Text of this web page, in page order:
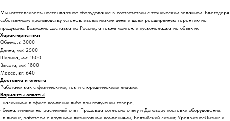
Мы изготавливаем нестандартное оборудование в соответствии с техническим заданием. Благодаря
собственному производству устанавливаем низкие цены и даем расширенную гарантию на
продукцию. Возможна доставка по России, а также монтаж и пусконаладка на объекте.
Характеристики
Объем, л: 3000
Длина, мм: 2500
Ширина, мм: 1800
Высота, мм: 1800
Масса, кг: 640
Доставка и оплата
Работаем как с физическими, так и с юридическими лицами.
Варианты оплаты:
· наличными в офисе компании либо при получении товара.
· безналичными на расчетный счет Продавца согласно счёту и Договору поставки оборудования.
· в лизинг, работаем с крупными лизинговыми компаниями, Балтийский лизинг, УралБизнесЛизинг и